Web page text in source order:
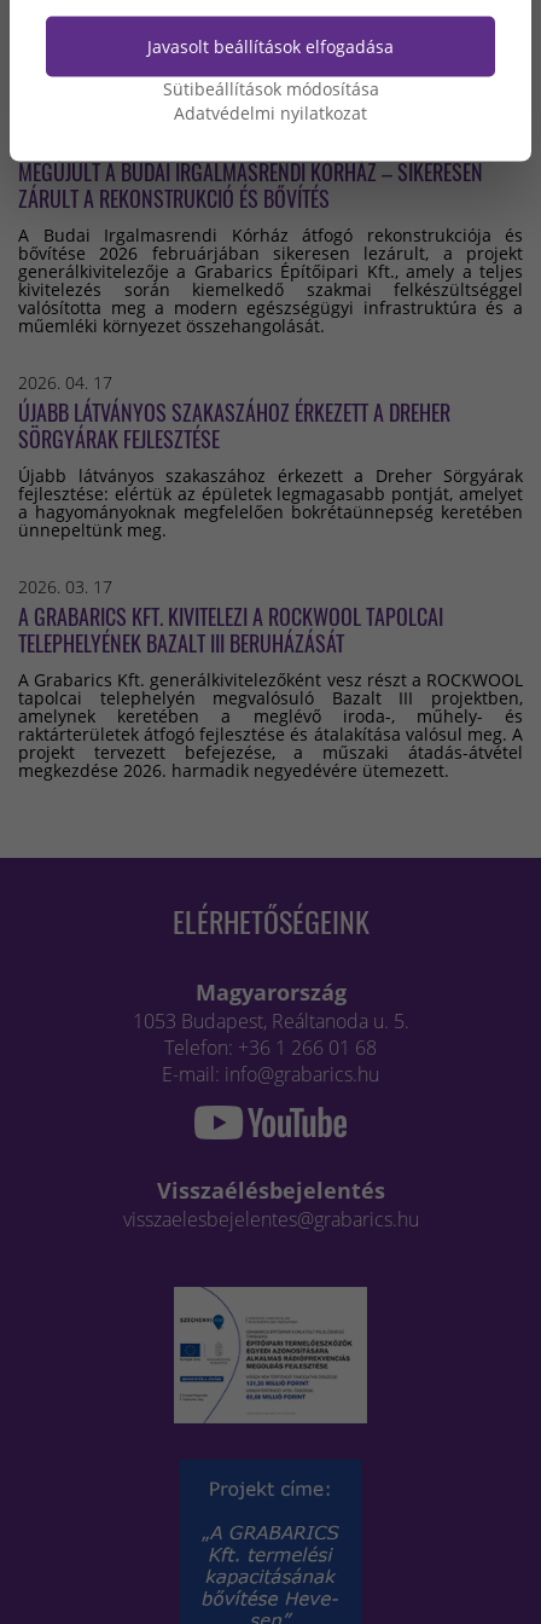
üzleti megbízhatóságát osztályozza egy folyamatosan
módszertan alapján. Így került kiválasztásra cégünk, a
Grabarics Kft. is, mint a pénzügyileg legstabilabb cégek
MEGÚJULT A BUDAI IRGALMASRENDI KÓRHÁZ – SIKERESEN
ZÁRULT A REKONSTRUKCIÓ ÉS BŐVÍTÉS
A Budai Irgalmasrendi Kórház átfogó rekonstrukciója és
bővítése 2026 februárjában sikeresen lezárult, a projekt
generálkivitelezője a Grabarics Építőipari Kft., amely a teljes
kivitelezés során kiemelkedő szakmai felkészültséggel
valósította meg a modern egészségügyi infrastruktúra és a
műemléki környezet összehangolását.
2026. 04. 17
ÚJABB LÁTVÁNYOS SZAKASZÁHOZ ÉRKEZETT A DREHER
SÖRGYÁRAK FEJLESZTÉSE
Újabb látványos szakaszához érkezett a Dreher Sörgyárak
fejlesztése: elértük az épületek legmagasabb pontját, amelyet
a hagyományoknak megfelelően bokrétaünnepség keretében
ünnepeltünk meg.
2026. 03. 17
A GRABARICS KFT. KIVITELEZI A ROCKWOOL TAPOLCAI
TELEPHELYÉNEK BAZALT III BERUHÁZÁSÁT
A Grabarics Kft. generálkivitelezőként vesz részt a ROCKWOOL
tapolcai telephelyén megvalósuló Bazalt III projektben,
amelynek keretében a meglévő iroda-, műhely- és
raktárterületek átfogó fejlesztése és átalakítása valósul meg. A
projekt tervezett befejezése, a műszaki átadás-átvétel
megkezdése 2026. harmadik negyedévére ütemezett.
ELÉRHETŐSÉGEINK
Magyarország
1053 Budapest, Reáltanoda u. 5.
Telefon: +36 1 266 01 68
E-mail: info@grabarics.hu
Visszaélésbejelentés
visszaelesbejelentes@grabarics.hu
Javasolt beállítások elfogadása
Sütibeállítások módosítása
Adatvédelmi nyilatkozat